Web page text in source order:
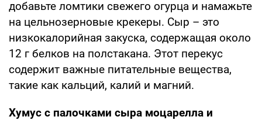
добавьте ломтики свежего огурца и намажьте
на цельнозерновые крекеры. Сыр – это
низкокалорийная закуска, содержащая около
12 г белков на полстакана. Этот перекус
содержит важные питательные вещества,
такие как кальций, калий и магний.
Хумус с палочками сыра моцарелла и